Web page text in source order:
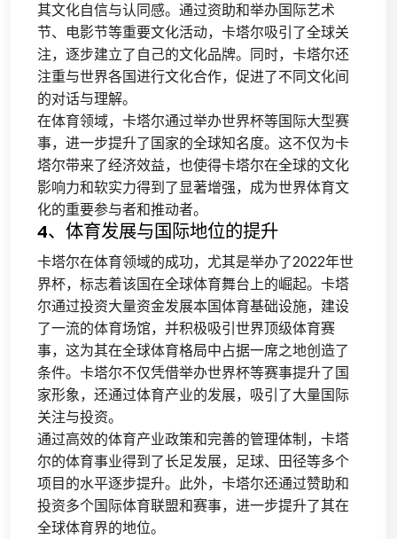
其文化自信与认同感。通过资助和举办国际艺术
节、电影节等重要文化活动，卡塔尔吸引了全球关
注，逐步建立了自己的文化品牌。同时，卡塔尔还
注重与世界各国进行文化合作，促进了不同文化间
的对话与理解。
在体育领域，卡塔尔通过举办世界杯等国际大型赛
事，进一步提升了国家的全球知名度。这不仅为卡
塔尔带来了经济效益，也使得卡塔尔在全球的文化
影响力和软实力得到了显著增强，成为世界体育文
化的重要参与者和推动者。
4、体育发展与国际地位的提升
卡塔尔在体育领域的成功，尤其是举办了2022年世
界杯，标志着该国在全球体育舞台上的崛起。卡塔
尔通过投资大量资金发展本国体育基础设施，建设
了一流的体育场馆，并积极吸引世界顶级体育赛
事，这为其在全球体育格局中占据一席之地创造了
条件。卡塔尔不仅凭借举办世界杯等赛事提升了国
家形象，还通过体育产业的发展，吸引了大量国际
关注与投资。
通过高效的体育产业政策和完善的管理体制，卡塔
尔的体育事业得到了长足发展，足球、田径等多个
项目的水平逐步提升。此外，卡塔尔还通过赞助和
投资多个国际体育联盟和赛事，进一步提升了其在
全球体育界的地位。